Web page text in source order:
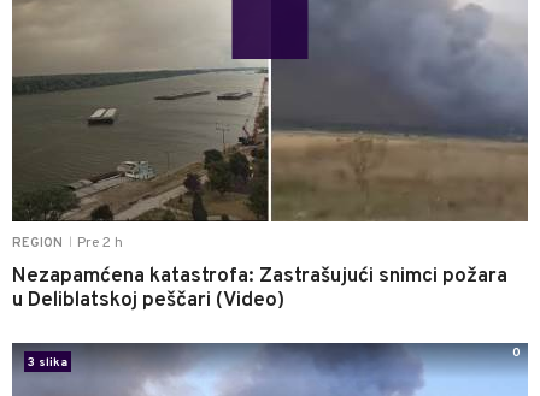
REGION Pre 2 h
Nezapamćena katastrofa: Zastrašujući snimci požara
u Deliblatskoj peščari (Video)
3 slika
0